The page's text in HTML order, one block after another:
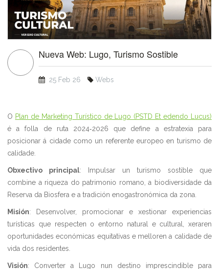
Nueva Web: Lugo, Turismo Sostible
25 Feb 26 Webs
O Plan de Marketing Turístico de Lugo (PSTD Et edendo Lucus)
é a folla de ruta 2024‑2026 que define a estratexia para
posicionar á cidade como un referente europeo en turismo de
calidade.
Obxectivo principal: Impulsar un turismo sostible que
combine a riqueza do patrimonio romano, a biodiversidade da
Reserva da Biosfera e a tradición enogastronómica da zona.
Misión: Desenvolver, promocionar e xestionar experiencias
turísticas que respecten o entorno natural e cultural, xeraren
oportunidades económicas equitativas e melloren a calidade de
vida dos residentes.
Visión: Converter a Lugo nun destino imprescindible para